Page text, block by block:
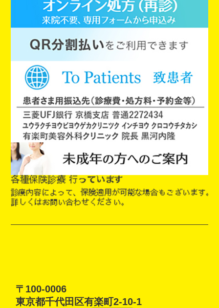
〒100-0006
東京都千代田区有楽町2-10-1